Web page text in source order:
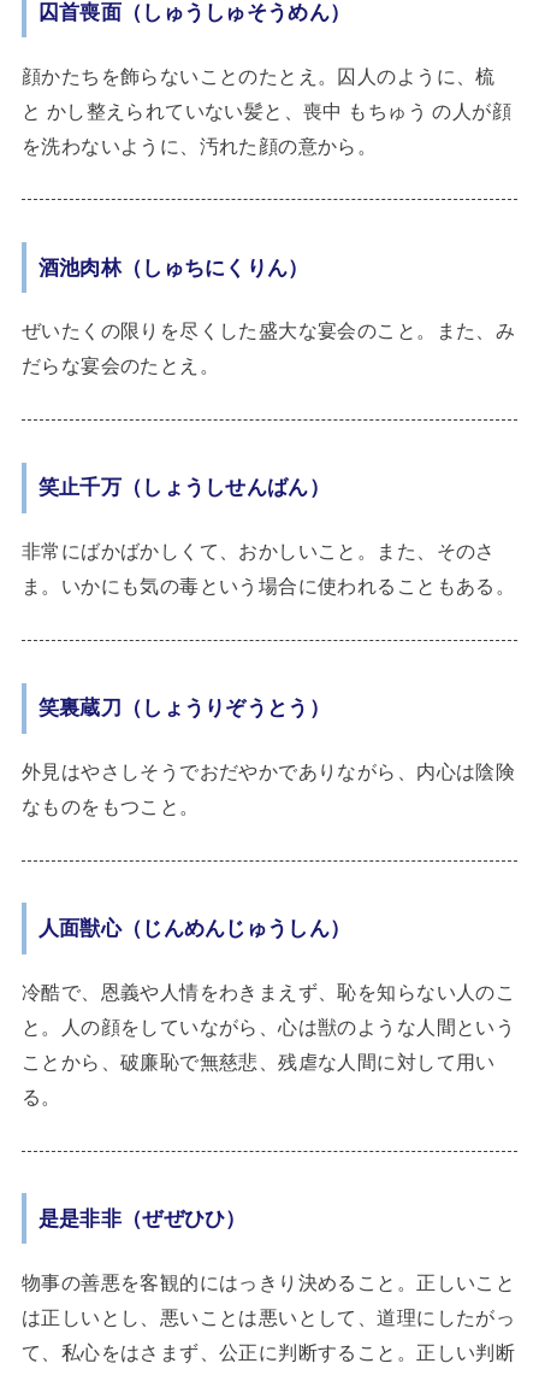
囚首喪面（しゅうしゅそうめん）
顔かたちを飾らないことのたとえ。囚人のように、梳
と かし整えられていない髪と、喪中 もちゅう の人が顔
を洗わないように、汚れた顔の意から。
酒池肉林（しゅちにくりん）
ぜいたくの限りを尽くした盛大な宴会のこと。また、み
だらな宴会のたとえ。
笑止千万（しょうしせんばん）
非常にばかばかしくて、おかしいこと。また、そのさ
ま。いかにも気の毒という場合に使われることもある。
笑裏蔵刀（しょうりぞうとう）
外見はやさしそうでおだやかでありながら、内心は陰険
なものをもつこと。
人面獣心（じんめんじゅうしん）
冷酷で、恩義や人情をわきまえず、恥を知らない人のこ
と。人の顔をしていながら、心は獣のような人間という
ことから、破廉恥で無慈悲、残虐な人間に対して用い
る。
是是非非（ぜぜひひ）
物事の善悪を客観的にはっきり決めること。正しいこと
は正しいとし、悪いことは悪いとして、道理にしたがっ
て、私心をはさまず、公正に判断すること。正しい判断